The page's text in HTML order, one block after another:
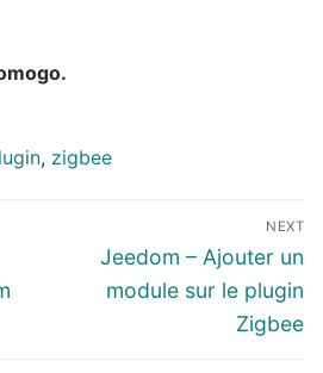
, zigbee
NEXT
Next
post:
Jeedom – Ajouter un
module sur le plugin
Zigbee